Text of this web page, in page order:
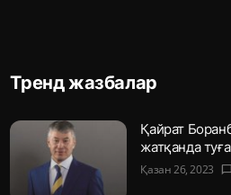
Тренд жазбалар
Қайрат
жатқанда
Қазан 26, 2023 chat_bubble